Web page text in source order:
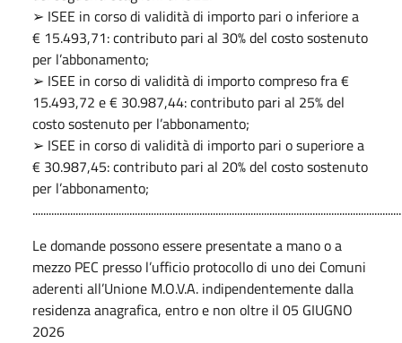
➢ ISEE in corso di validità di importo pari o inferiore a
€ 15.493,71: contributo pari al 30% del costo sostenuto
per l’abbonamento;
➢ ISEE in corso di validità di importo compreso fra €
15.493,72 e € 30.987,44: contributo pari al 25% del
costo sostenuto per l’abbonamento;
➢ ISEE in corso di validità di importo pari o superiore a
€ 30.987,45: contributo pari al 20% del costo sostenuto
per l’abbonamento;
Le domande possono essere presentate a mano o a
mezzo PEC presso l’ufficio protocollo di uno dei Comuni
aderenti all’Unione M.O.V.A. indipendentemente dalla
residenza anagrafica, entro e non oltre il 05 GIUGNO
2026